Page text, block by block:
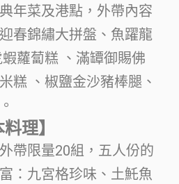
年菜及港點，外帶內容
春錦繡大拼盤、魚躍龍
蘿蔔糕 、滿罈御賜佛
糕 、椒鹽金沙豬棒腿、
理】
帶限量20組，五人份的
：九宮格珍味、土魠魚